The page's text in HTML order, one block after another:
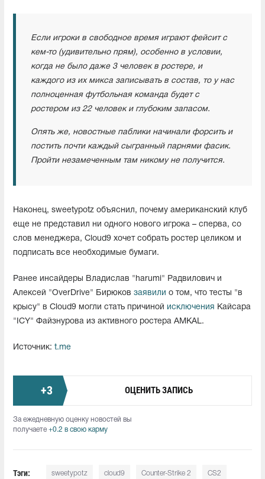
Если игроки в свободное время играют фейсит с
кем-то (удивительно прям), особенно в условии,
когда не было даже 3 человек в ростере, и
каждого из их микса записывать в состав, то у нас
полноценная футбольная команда будет с
ростером из 22 человек и глубоким запасом.
Опять же, новостные паблики начинали форсить и
постить почти каждый сыгранный парнями фасик.
Пройти незамеченным там никому не получится.
Наконец, sweetypotz объяснил, почему американский клуб
еще не представил ни одного нового игрока – сперва, со
слов менеджера, Cloud9 хочет собрать ростер целиком и
подписать все необходимые бумаги.
Ранее инсайдеры Владислав "harumi" Радвилович и
Алексей "OverDrive" Бирюков заявили о том, что тесты "в
крысу" в Cloud9 могли стать причиной исключения Кайсара
"ICY" Файзнурова из активного ростера AMKAL.
Источник: t.me
+3 ОЦЕНИТЬ ЗАПИСЬ
За ежедневную оценку новостей вы
получаете +0.2 в свою карму
Тэги: sweetypotz cloud9 Counter-Strike 2 CS2